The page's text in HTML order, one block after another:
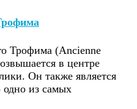
Трофима (Ancienne
в центре
Он также является
одно из самых